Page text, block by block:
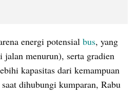
energi potensial bus, yang
jalan menurun), serta gradien
saat dihubungi kumparan, Rabu